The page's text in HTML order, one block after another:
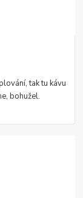
tak tu kávu
bohužel.